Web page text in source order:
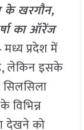
के खरगौन,
का ऑरेंज
मध्य प्रदेश में
लेकिन इसके
सिलसिला
विभिन्न
देखने को